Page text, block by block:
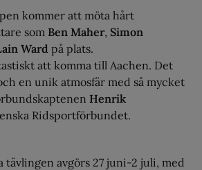
kommer att möta hårt
som Ben Maher, Simon
Ward på plats.
att komma till Aachen. Det
en unik atmosfär med så mycket
Henrik
Ridsportförbundet.
tävlingen avgörs 27 juni-2 juli, med